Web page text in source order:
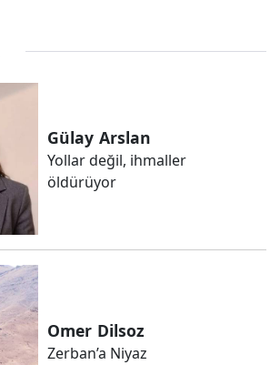
Gülay Arslan
Yollar değil, ihmaller
öldürüyor
Omer Dilsoz
Zerban’a Niyaz